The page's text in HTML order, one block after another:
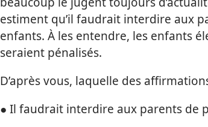
estiment qu’il faudrait interdire aux
enfants. À les entendre, les enfants
seraient pénalisés.
D’après vous, laquelle des
● Il faudrait interdire aux parents de